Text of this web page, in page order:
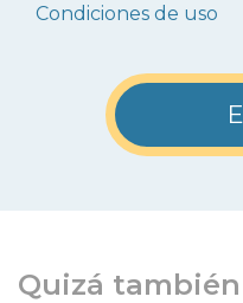
Condiciones de uso
Quizá